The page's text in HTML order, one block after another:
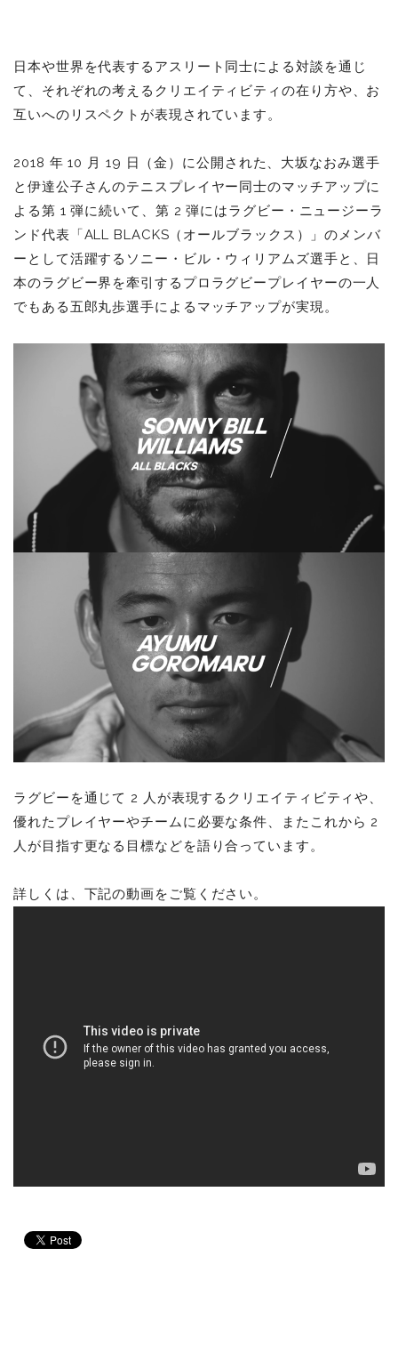
日本や世界を代表するアスリート同士による対談を通じ
て、それぞれの考えるクリエイティビティの在り方や、お
互いへのリスペクトが表現されています。
2018 年 10 月 19 日（金）に公開された、大坂なおみ選手
と伊達公子さんのテニスプレイヤー同士のマッチアップに
よる第 1 弾に続いて、第 2 弾にはラグビー・ニュージーラ
ンド代表「ALL BLACKS（オールブラックス）」のメンバ
ーとして活躍するソニー・ビル・ウィリアムズ選手と、日
本のラグビー界を牽引するプロラグビープレイヤーの一人
でもある五郎丸歩選手によるマッチアップが実現。
ラグビーを通じて 2 人が表現するクリエイティビティや、
優れたプレイヤーやチームに必要な条件、またこれから 2
人が目指す更なる目標などを語り合っています。
詳しくは、下記の動画をご覧ください。